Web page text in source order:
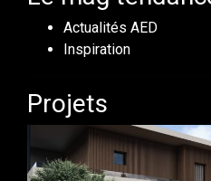
Actualités AED
Inspiration
Projets